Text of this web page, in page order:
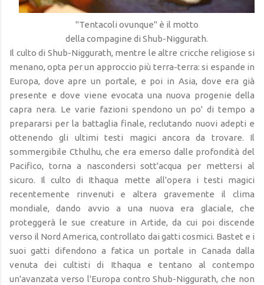
"Tentacoli ovunque" è il motto
della compagine di Shub-Niggurath.
Il culto di Shub-Niggurath, mentre le altre cricche religiose si
menano, opta per un approccio più terra-terra: si espande in
Europa, dove apre un portale, e poi in Asia, dove era già
presente e dove viene evocata una nuova progenie della
capra nera. Le varie fazioni spendono un po' di tempo a
prepararsi per la battaglia finale, reclutando nuovi adepti e
ottenendo gli ultimi testi magici ancora da trovare. Il
sommergibile Cthulhu, che era emerso dalle profondità del
Pacifico, torna a nascondersi sott'acqua per mettersi al
sicuro. Il culto di Ithaqua mette all'opera i testi magici
recentemente rinvenuti e altera gravemente il clima
mondiale, dando avvio a una nuova era glaciale, che
proteggerà le sue creature in Artide, da cui poi discende
verso il Nord America, controllato dai gatti cosmici. Bastet e i
suoi gatti difendono a fatica un portale in Canada dalla
venuta dei cultisti di Ithaqua e tentano al contempo
un'avanzata verso l'Europa contro Shub-Niggurath, che non